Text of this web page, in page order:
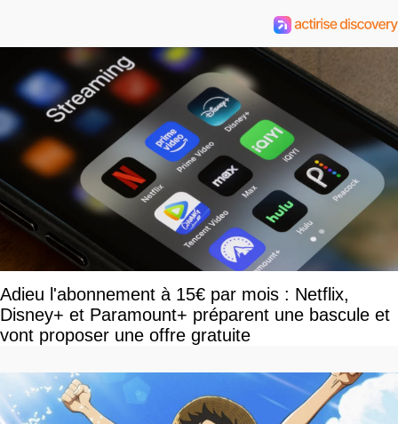
Adieu l'abonnement à 15€ par mois : Netflix,
Disney+ et Paramount+ préparent une bascule et
vont proposer une offre gratuite